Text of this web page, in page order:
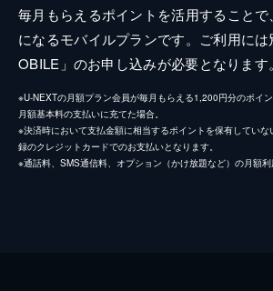
毎月もらえるポイントを活用すること
になるモバイルプランです。ご利用に
OBILE」のお申し込みが必要となります。
※U-NEXTの月額プラン会員が毎月もらえる1,200円分のポイ
月額基本料の支払いに充てた場合。
※決済時において支払金額に相当するポイントを保有してい
録のクレジットカードでのお支払いとなります。
※通話料、SMS通信料、オプション（かけ放題など）の月額利